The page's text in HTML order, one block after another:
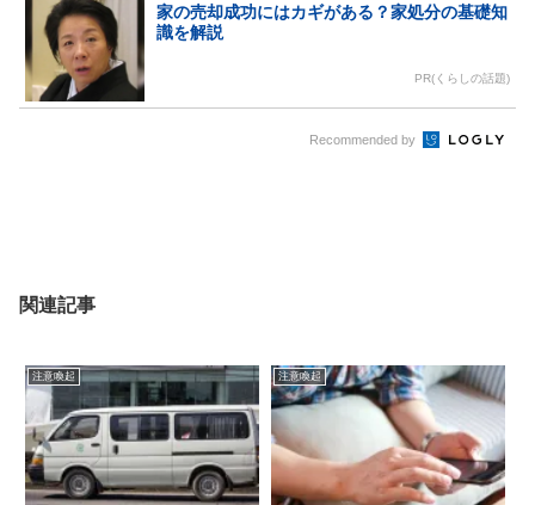
家の売却成功にはカギがある？家処分の基礎知
識を解説
PR(くらしの話題)
Recommended by
関連記事
注意喚起 注意喚起